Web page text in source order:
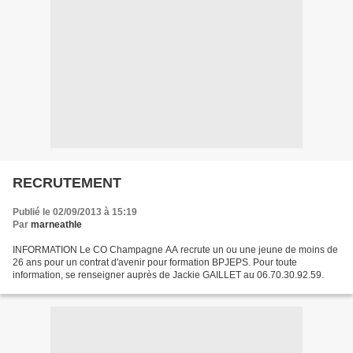
RECRUTEMENT
Publié le 02/09/2013 à 15:19
Par marneathle
INFORMATION Le CO Champagne AA recrute un ou une jeune de moins de
26 ans pour un contrat d'avenir pour formation BPJEPS. Pour toute
information, se renseigner auprès de Jackie GAILLET au 06.70.30.92.59.